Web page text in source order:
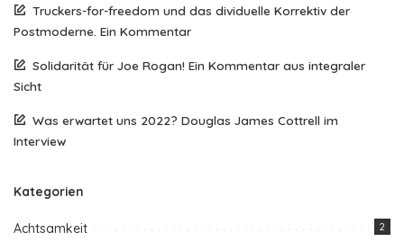
Truckers-for-freedom und das dividuelle Korrektiv der
Postmoderne. Ein Kommentar
Solidarität für Joe Rogan! Ein Kommentar aus integraler
Sicht
Was erwartet uns 2022? Douglas James Cottrell im
Interview
Kategorien
Achtsamkeit 2